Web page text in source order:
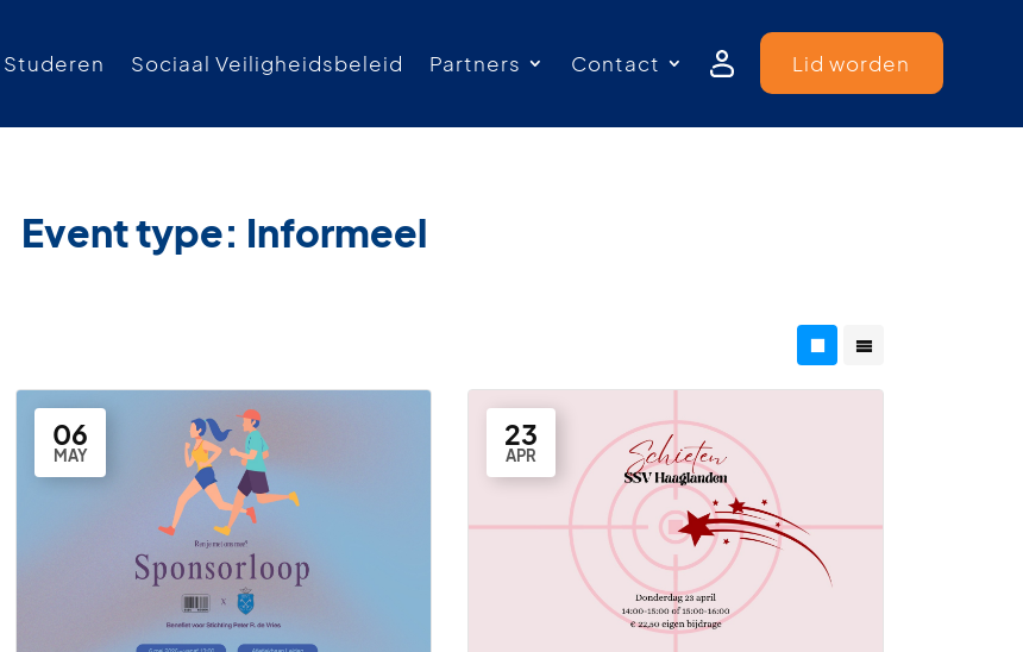
Studeren Sociaal Veiligheidsbeleid Partners Contact Lid worden
Event type: Informeel
06
MAY
23
APR